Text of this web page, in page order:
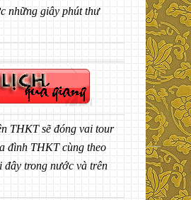
những giây phút thư
THKT sẽ đóng vai tour
đình THKT cùng theo
đây trong nước và trên